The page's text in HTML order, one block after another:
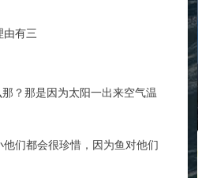
由有三
？那是因为太阳一出来空气温
们都会很珍惜，因为鱼对他们